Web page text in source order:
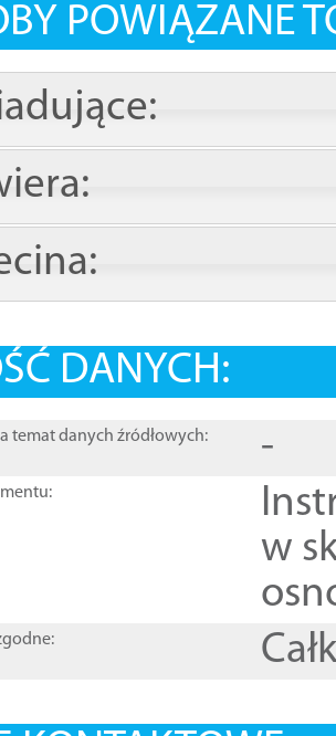
POWIĄZANE
DANYCH:
temat danych źródłowych: -
w